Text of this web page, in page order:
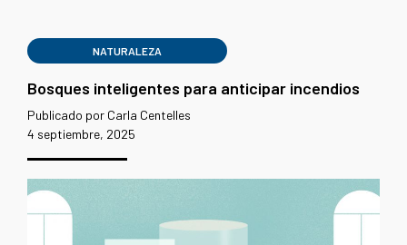
NATURALEZA
Bosques inteligentes para anticipar incendios
Publicado por Carla Centelles
4 septiembre, 2025